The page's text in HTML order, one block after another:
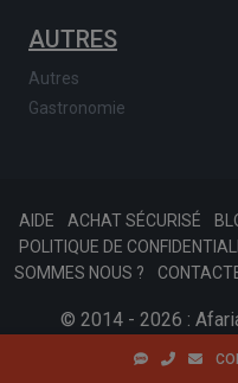
AUTRES
Autres
Gastronomie
AIDE ACHAT SÉCURISÉ
POLITIQUE DE
SOMMES NOUS ?
© 2014 - 2026 :
réservés.